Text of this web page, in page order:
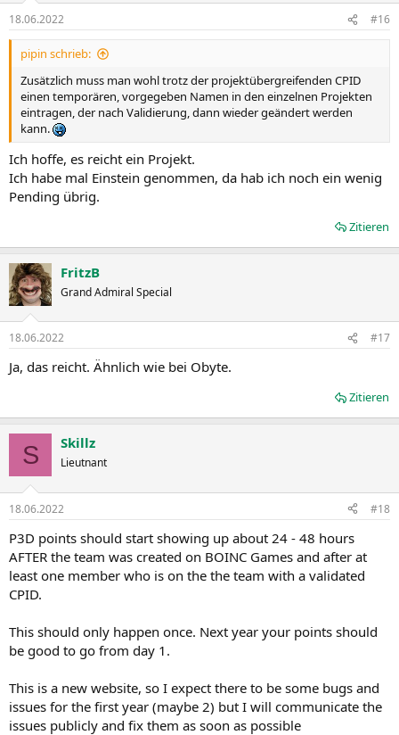
18.06.2022 #16
pipin schrieb:
Zusätzlich muss man wohl trotz der projektübergreifenden CPID
einen temporären, vorgegeben Namen in den einzelnen Projekten
eintragen, der nach Validierung, dann wieder geändert werden
kann.
Ich hoffe, es reicht ein Projekt.
Ich habe mal Einstein genommen, da hab ich noch ein wenig
Pending übrig.
Zitieren
FritzB
Grand Admiral Special
18.06.2022 #17
Ja, das reicht. Ähnlich wie bei Obyte.
Zitieren
S Skillz
Lieutnant
18.06.2022 #18
P3D points should start showing up about 24 - 48 hours
AFTER the team was created on BOINC Games and after at
least one member who is on the the team with a validated
CPID.
This should only happen once. Next year your points should
be good to go from day 1.
This is a new website, so I expect there to be some bugs and
issues for the first year (maybe 2) but I will communicate the
issues publicly and fix them as soon as possible